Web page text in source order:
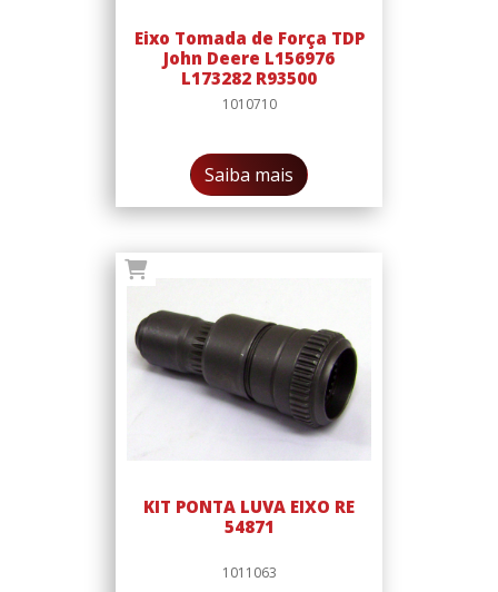
Eixo Tomada de Força TDP
John Deere L156976
L173282 R93500
1010710
Saiba mais
KIT PONTA LUVA EIXO RE
54871
1011063